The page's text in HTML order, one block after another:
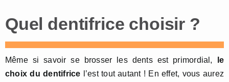
Quel dentifrice choisir ?
Même si savoir se brosser les dents est primordial,
le
choix du dentifrice l’est tout autant ! En effet, vous aurez